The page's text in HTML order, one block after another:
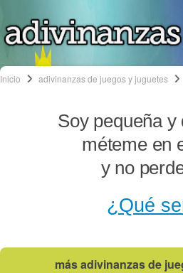
Inicio adivinanzas de juegos y juguetes
Soy pequeña y
méteme en
y no
¿Qué
más adivinanzas de